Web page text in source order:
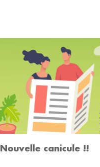
Nouvelle canicule !!